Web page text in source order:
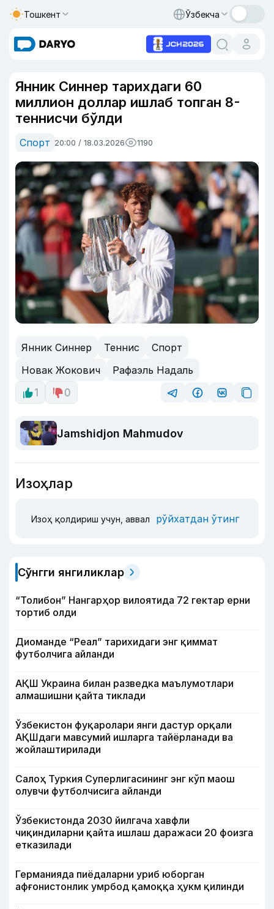
Тошкент Ўзбекча
Янник Синнер тарихдаги 60
миллион доллар ишлаб топган 8-
теннисчи бўлди
Спорт 20:00 / 18.03.2026 1190
Янник Синнер Теннис
Спорт
Новак Жокович
Рафаэль Надаль
1
0
Jamshidjon Mahmudov
Изоҳлар
Изоҳ қолдириш учун, аввал рўйхатдан ўтинг
Сўнгги янгиликлар
“Толибон” Нангарҳор вилоятида 72 гектар ерни
тортиб олди
Диоманде “Реал” тарихидаги энг қиммат
футболчига айланди
АҚШ Украина билан разведка маълумотлари
алмашишни қайта тиклади
Ўзбекистон фуқаролари янги дастур орқали
АҚШдаги мавсумий ишларга тайёрланади ва
жойлаштирилади
Салоҳ Туркия Суперлигасининг энг кўп маош
олувчи футболчисига айланди
Ўзбекистонда 2030 йилгача хавфли
чиқиндиларни қайта ишлаш даражаси 20 фоизга
етказилади
Германияда пиёдаларни уриб юборган
афғонистонлик умрбод қамоққа ҳукм қилинди